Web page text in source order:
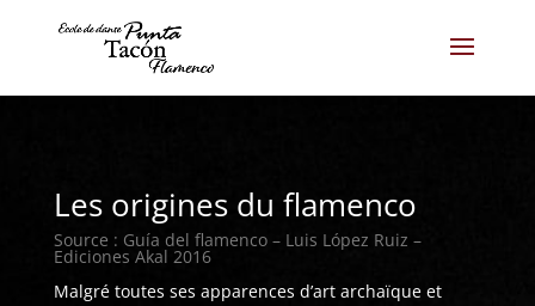
Les origines du flamenco
Source : Guía del flamenco – Luis López Ruiz –
Ediciones Akal 2016
Malgré toutes ses apparences d’art archaïque et